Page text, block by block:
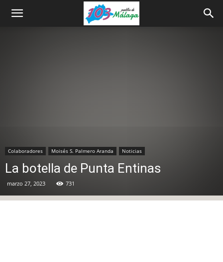
Colaboradores Moisés S. Palmero Aranda Noticias
La botella de Punta Entinas
marzo 27, 2023 731